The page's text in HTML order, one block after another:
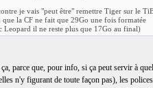
je vais "peut être" remettre Tiger sur le
que la CF ne fait que 29Go une fois formatée
Leopard il ne reste plus que 17Go au final)
parce que, pour info, si ça peut servir à
n'y figurant de toute façon pas), les